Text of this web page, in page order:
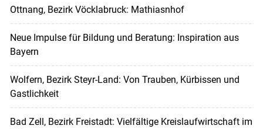
Ottnang, Bezirk Vöcklabruck: Mathiasnhof
Neue Impulse für Bildung und Beratung: Inspiration aus
Bayern
Wolfern, Bezirk Steyr-Land: Von Trauben, Kürbissen und
Gastlichkeit
Bad Zell, Bezirk Freistadt: Vielfältige Kreislaufwirtschaft im